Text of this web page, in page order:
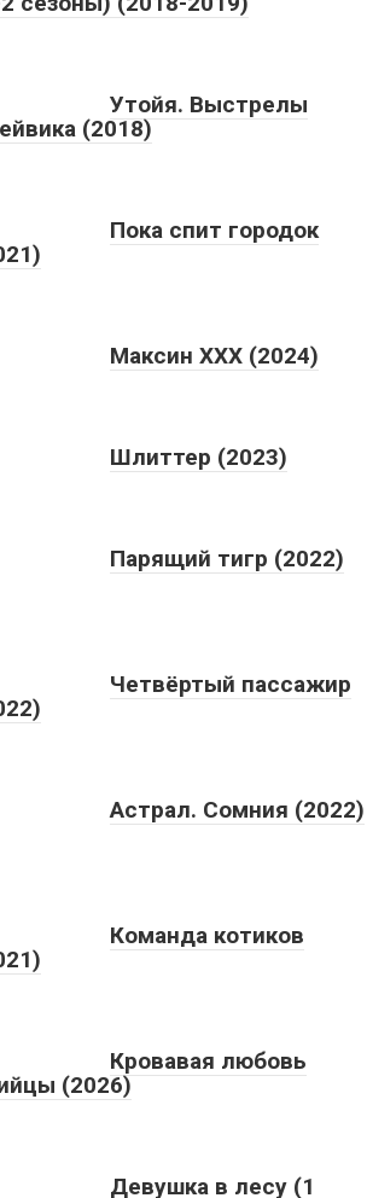
Утойя. Выстрелы
(2018)
Пока спит городок
Максин XXX (2024)
Шлиттер (2023)
Парящий тигр (2022)
Четвёртый пассажир
Астрал. Сомния (2022)
Команда котиков
Кровавая любовь
(2026)
Девушка в лесу (1